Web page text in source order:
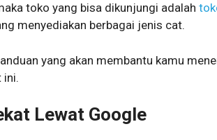
toko yang bisa dikunjungi adalah
menyediakan berbagai jenis cat.
yang akan membantu kamu
ini.
Lewat Google